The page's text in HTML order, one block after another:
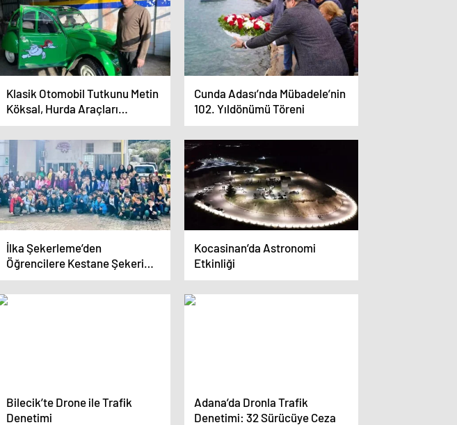
Klasik Otomobil Tutkunu Metin
Köksal, Hurda Araçları
Yeniliyor
Cunda Adası’nda Mübadele’nin
102. Yıldönümü Töreni
İlka Şekerleme’den
Öğrencilere Kestane Şekeri
Tanıtımı
Kocasinan’da Astronomi
Etkinliği
Bilecik’te Drone ile Trafik
Denetimi
Adana’da Dronla Trafik
Denetimi: 32 Sürücüye Ceza